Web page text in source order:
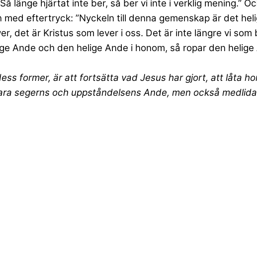
länge hjärtat inte ber, så ber vi inte i verklig mening.”
eftertryck: ”Nyckeln till denna gemenskap är det
det är Kristus som lever i oss. Det är inte längre vi
Ande och den helige Ande i honom, så ropar den helige
former, är att fortsätta vad Jesus har gjort, att låta
segerns och uppståndelsens Ande, men också